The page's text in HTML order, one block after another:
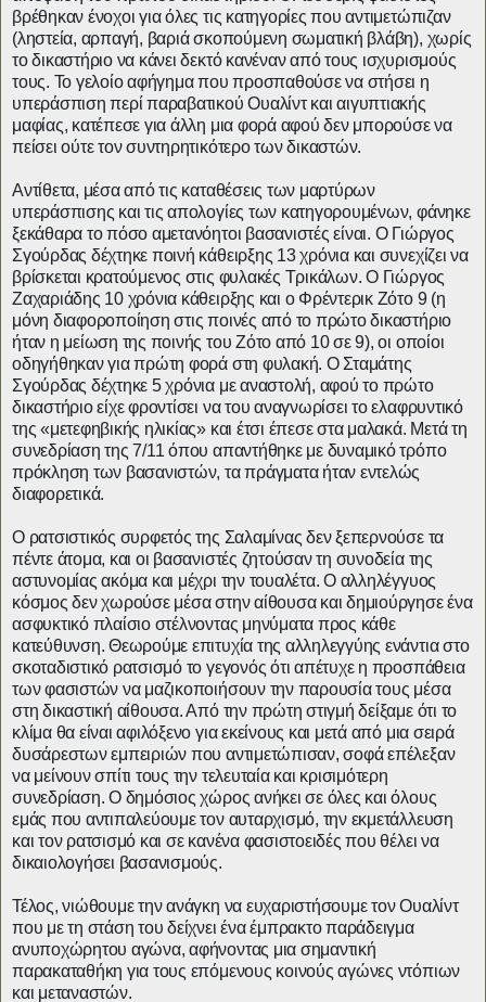
βρέθηκαν ένοχοι για όλες τις κατηγορίες που αντιμετώπιζαν
(ληστεία, αρπαγή, βαριά σκοπούμενη σωματική βλάβη), χωρίς
το δικαστήριο να κάνει δεκτό κανέναν από τους ισχυρισμούς
τους. Το γελοίο αφήγημα που προσπαθούσε να στήσει η
υπεράσπιση περί παραβατικού Ουαλίντ και αιγυπτιακής
μαφίας, κατέπεσε για άλλη μια φορά αφού δεν μπορούσε να
πείσει ούτε τον συντηρητικότερο των δικαστών.
Αντίθετα, μέσα από τις καταθέσεις των μαρτύρων
υπεράσπισης και τις απολογίες των κατηγορουμένων, φάνηκε
ξεκάθαρα το πόσο αμετανόητοι βασανιστές είναι. Ο Γιώργος
Σγούρδας δέχτηκε ποινή κάθειρξης 13 χρόνια και συνεχίζει να
βρίσκεται κρατούμενος στις φυλακές Τρικάλων. Ο Γιώργος
Ζαχαριάδης 10 χρόνια κάθειρξης και ο Φρέντερικ Ζότο 9 (η
μόνη διαφοροποίηση στις ποινές από το πρώτο δικαστήριο
ήταν η μείωση της ποινής του Ζότο από 10 σε 9), οι οποίοι
οδηγήθηκαν για πρώτη φορά στη φυλακή. Ο Σταμάτης
Σγούρδας δέχτηκε 5 χρόνια με αναστολή, αφού το πρώτο
δικαστήριο είχε φροντίσει να του αναγνωρίσει το ελαφρυντικό
της «μετεφηβικής ηλικίας» και έτσι έπεσε στα μαλακά. Μετά τη
συνεδρίαση της 7/11 όπου απαντήθηκε με δυναμικό τρόπο
πρόκληση των βασανιστών, τα πράγματα ήταν εντελώς
διαφορετικά.
Ο ρατσιστικός συρφετός της Σαλαμίνας δεν ξεπερνούσε τα
πέντε άτομα, και οι βασανιστές ζητούσαν τη συνοδεία της
αστυνομίας ακόμα και μέχρι την τουαλέτα. Ο αλληλέγγυος
κόσμος δεν χωρούσε μέσα στην αίθουσα και δημιούργησε ένα
ασφυκτικό πλαίσιο στέλνοντας μηνύματα προς κάθε
κατεύθυνση. Θεωρούμε επιτυχία της αλληλεγγύης ενάντια στο
σκοταδιστικό ρατσισμό το γεγονός ότι απέτυχε η προσπάθεια
των φασιστών να μαζικοποιήσουν την παρουσία τους μέσα
στη δικαστική αίθουσα. Από την πρώτη στιγμή δείξαμε ότι το
κλίμα θα είναι αφιλόξενο για εκείνους και μετά από μια σειρά
δυσάρεστων εμπειριών που αντιμετώπισαν, σοφά επέλεξαν
να μείνουν σπίτι τους την τελευταία και κρισιμότερη
συνεδρίαση. Ο δημόσιος χώρος ανήκει σε όλες και όλους
εμάς που αντιπαλεύουμε τον αυταρχισμό, την εκμετάλλευση
και τον ρατσισμό και σε κανένα φασιστοειδές που θέλει να
δικαιολογήσει βασανισμούς.
Τέλος, νιώθουμε την ανάγκη να ευχαριστήσουμε τον Ουαλίντ
που με τη στάση του δείχνει ένα έμπρακτο παράδειγμα
ανυποχώρητου αγώνα, αφήνοντας μια σημαντική
παρακαταθήκη για τους επόμενους κοινούς αγώνες ντόπιων
και μεταναστών.